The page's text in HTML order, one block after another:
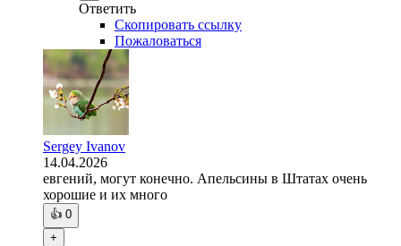
Ответить
Скопировать ссылку
Пожаловаться
Sergey Ivanov
14.04.2026
евгений, могут конечно. Апельсины в Штатах очень
хорошие и их много
👍 0
+